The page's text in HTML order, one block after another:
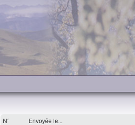
N° Envoyée le...